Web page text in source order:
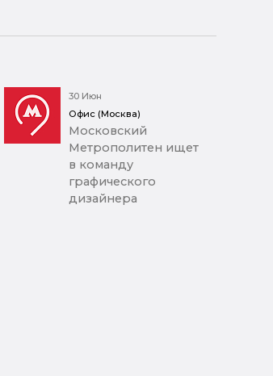
30 Июн
Офис (Москва)
Московский
Метрополитен ищет
в команду
графического
дизайнера